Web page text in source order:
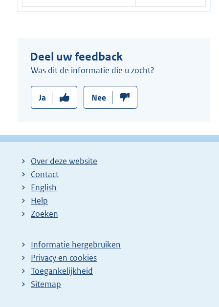
k
Deel uw feedback
Was dit de informatie die u zocht?
Ja Nee
Over deze website
Contact
English
Help
Zoeken
Informatie hergebruiken
Privacy en cookies
Toegankelijkheid
Sitemap